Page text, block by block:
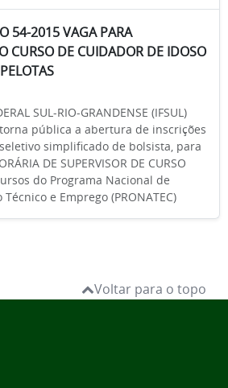
54-2015 VAGA PARA
CURSO DE CUIDADOR DE IDOSO
SUL-RIO-GRANDENSE (IFSUL)
pública a abertura de inscrições
simplificado de bolsista, para
DE SUPERVISOR DE CURSO
do Programa Nacional de
e Emprego (PRONATEC)
Voltar para o topo